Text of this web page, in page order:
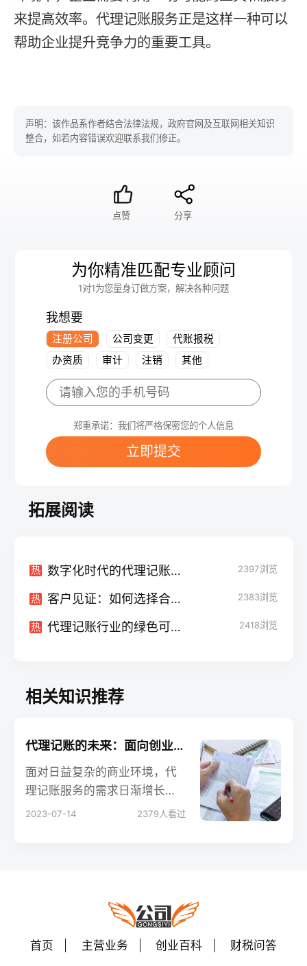
来提高效率。代理记账服务正是这样一种可以
帮助企业提升竞争力的重要工具。
声明：该作品系作者结合法律法规，政府官网及互联网相关知识
整合，如若内容错误欢迎联系我们修正。
点赞 分享
为你精准匹配专业顾问
1对1为您量身订做方案，解决各种问题
我想要
注册公司 公司变更
代账报税
办资质
审计 注销 其他
郑重承诺：我们将严格保密您的个人信息
立即提交
拓展阅读
热 数字化时代的代理记账：从繁忙到高效的转变 2397浏览
热 客户见证：如何选择合适的代理记账服务 2383浏览
热 代理记账行业的绿色可持续发展：责任与机遇 2418浏览
相关知识推荐
代理记账的未来：面向创业者的新模式探讨
面对日益复杂的商业环境，代
理记账服务的需求日渐增长，
而这种传统的财务管理模式也
人员、企业老板，还是正在创
业的人，都可以从中获得有价
值的启示。
2023-07-14 2379人看过
首页 主营业务 创业百科 财税问答